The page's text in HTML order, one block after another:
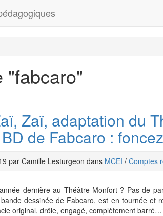
"fabcaro"
Zaï, adaptation du
de Fabcaro :
par Camille Lesturgeon dans MCEI / Comptes
dernière au Théâtre Monfort ? Pas de
dessinée de Fabcaro, est en tournée et
original, drôle, engagé, complètement